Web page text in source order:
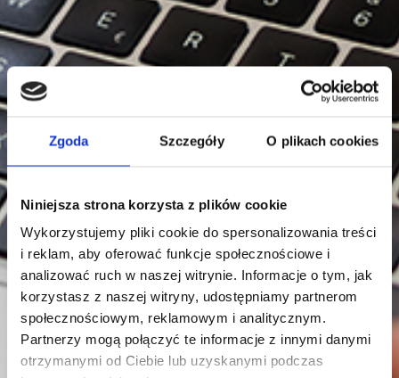
Zgoda Szczegóły O plikach cookies
Niniejsza strona korzysta z plików cookie
Wykorzystujemy pliki cookie do spersonalizowania treści
i reklam, aby oferować funkcje społecznościowe i
analizować ruch w naszej witrynie. Informacje o tym, jak
korzystasz z naszej witryny, udostępniamy partnerom
społecznościowym, reklamowym i analitycznym.
Partnerzy mogą połączyć te informacje z innymi danymi
otrzymanymi od Ciebie lub uzyskanymi podczas